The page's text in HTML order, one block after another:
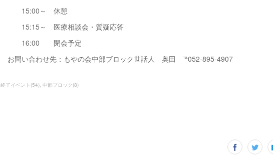
15:00～ 休憩
15:15～ 医療相談会・質疑応答
16:00 閉会予定
お問い合わせ先：もやの会中部ブロック世話人 奥田 ℡052-895-4907
終了イベント (54) 中部ブロック (8)